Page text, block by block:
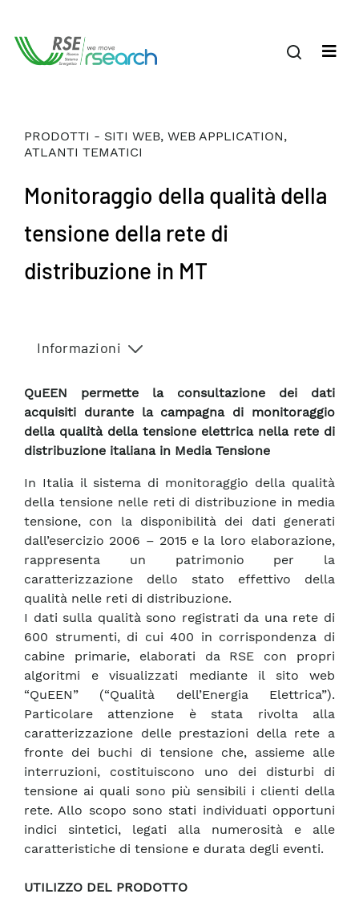
PRODOTTI - SITI WEB, WEB APPLICATION,
ATLANTI TEMATICI
Monitoraggio della qualità della
tensione della rete di
distribuzione in MT
Informazioni
QuEEN permette la consultazione dei dati
acquisiti durante la campagna di monitoraggio
della qualità della tensione elettrica nella rete di
distribuzione italiana in Media Tensione
In Italia il sistema di monitoraggio della qualità
della tensione nelle reti di distribuzione in media
tensione, con la disponibilità dei dati generati
dall’esercizio 2006 – 2015 e la loro elaborazione,
rappresenta un patrimonio per la
caratterizzazione dello stato effettivo della
qualità nelle reti di distribuzione.
I dati sulla qualità sono registrati da una rete di
600 strumenti, di cui 400 in corrispondenza di
cabine primarie, elaborati da RSE con propri
algoritmi e visualizzati mediante il sito web
“QuEEN” (“Qualità dell’Energia Elettrica”).
Particolare attenzione è stata rivolta alla
caratterizzazione delle prestazioni della rete a
fronte dei buchi di tensione che, assieme alle
interruzioni, costituiscono uno dei disturbi di
tensione ai quali sono più sensibili i clienti della
rete. Allo scopo sono stati individuati opportuni
indici sintetici, legati alla numerosità e alle
caratteristiche di tensione e durata degli eventi.
UTILIZZO DEL PRODOTTO